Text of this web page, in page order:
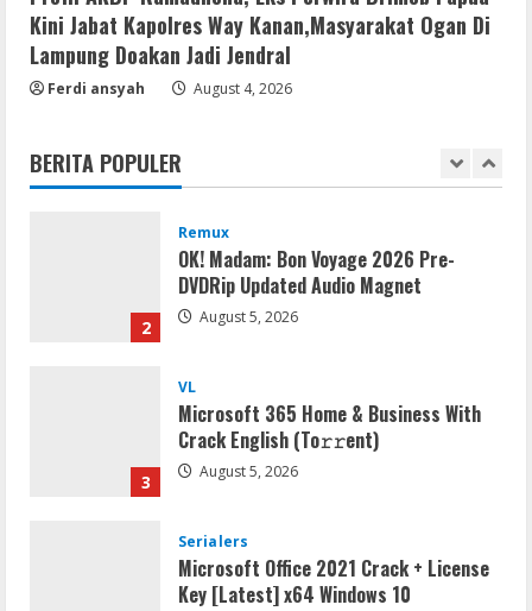
Kini Jabat Kapolres Way Kanan,Masyarakat Ogan Di
Lampung Doakan Jadi Jendral
Ferdi ansyah August 4, 2026
BERITA POPULER
5
1
VL
Office 2024 Mondo Lite Installer EXE
2
Remux
OK! Madam: Bon Voyage 2026 Pre-
DVDRip Updated Audio Magnet
August 5, 2026
3
VL
Microsoft 365 Home & Business With
Crack English (To𝚛𝚛еnt)
August 5, 2026
Serialers
Microsoft Office 2021 Crack + License
Key [Latest] x64 Windows 10